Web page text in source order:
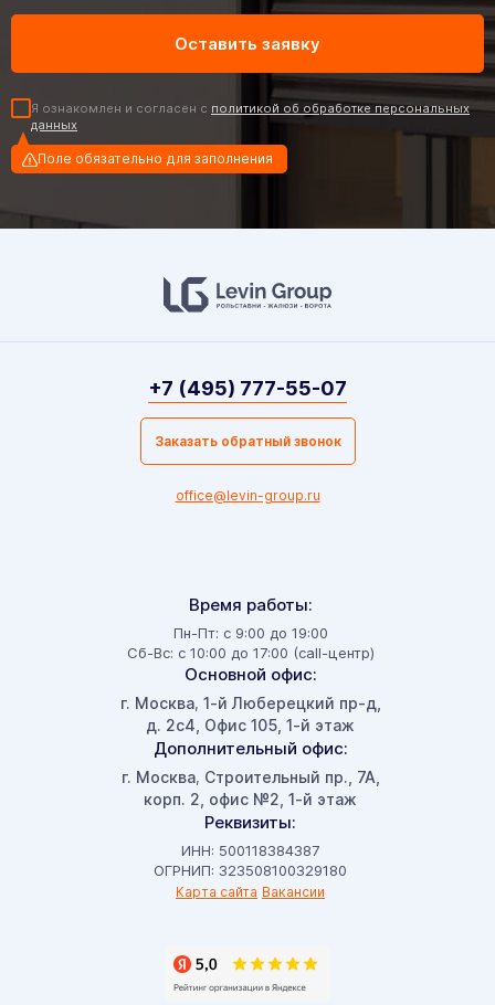
Я ознакомлен и согласен с политикой об обработке персональных
данных
Поле обязательно для заполнения
Время работы:
Пн-Пт: с 9:00 до 19:00
Сб-Вс: с 10:00 до 17:00 (call-центр)
Основной офис:
г. Москва, 1-й Люберецкий пр-д,
д. 2с4, Офис 105, 1-й этаж
Дополнительный офис:
г. Москва, Строительный пр., 7А,
корп. 2, офис №2, 1-й этаж
Реквизиты:
ИНН: 500118384387
ОГРНИП: 323508100329180
Карта сайта Вакансии
+7 (495) 777-55-07
Заказать обратный звонок
office@levin-group.ru